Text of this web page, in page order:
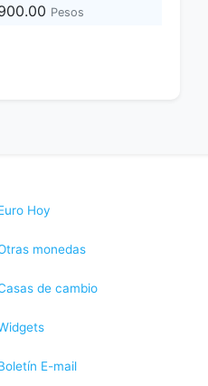
Pesos
Hoy
monedas
de cambio
E-mail